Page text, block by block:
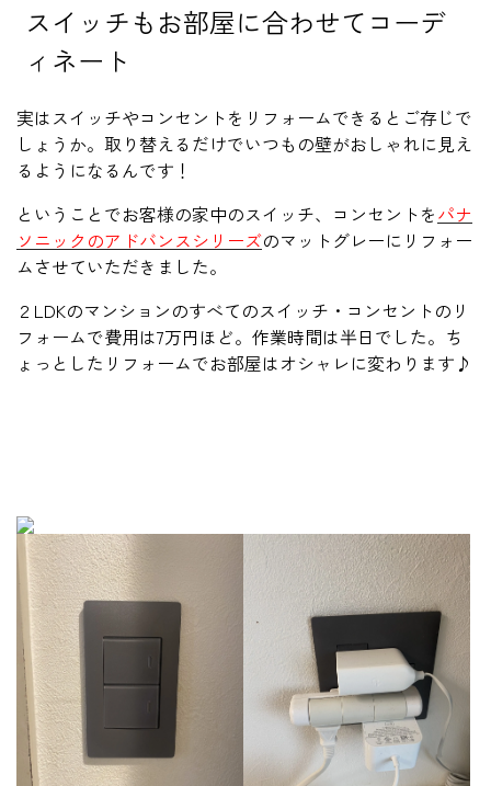
スイッチもお部屋に合わせてコーデ
ィネート
実はスイッチやコンセントをリフォームできるとご存じで
しょうか。取り替えるだけでいつもの壁がおしゃれに見え
るようになるんです！
ということでお客様の家中のスイッチ、コンセントをパナ
ソニックのアドバンスシリーズのマットグレーにリフォー
ムさせていただきました。
２LDKのマンションのすべてのスイッチ・コンセントのリ
フォームで費用は7万円ほど。作業時間は半日でした。ち
ょっとしたリフォームでお部屋はオシャレに変わります♪